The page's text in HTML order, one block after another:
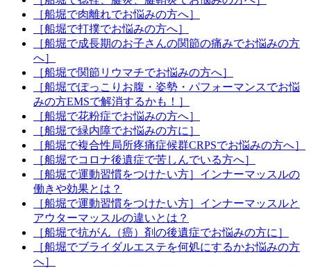
［船堀で肉離れでお悩みの方へ］
［船堀で打撲でお悩みの方へ］
［船堀で成長期のお子さんの関節の痛みでお悩みの方
へ］
［船堀で関節リウマチでお悩みの方へ］
［船堀でぽっこりお腹・姿勢・パフォーマンスでお悩
みの方EMSで解消するかも！］
［船堀で花粉症でお悩みの方へ］
［船堀で緑内障でお悩みの方に］
［船堀で複合性局所疼痛症候群CRPSでお悩みの方へ］
［船堀でコロナ後遺症で苦しんでいる方へ］
［船堀で運動習慣をつけたい方］インナーマッスルの
働きや効果とは？
［船堀で運動習慣をつけたい方］インナーマッスルと
アウターマッスルの違いとは？
［船堀で抗がん（癌）剤の後遺症でお悩みの方に］
［船堀でブライダルエステを何処にするかお悩みの方
へ］